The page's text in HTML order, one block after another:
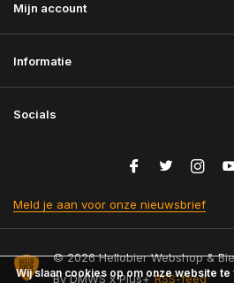
Mijn account
Informatie
Socials
Meld je aan voor onze nieuwsbrief
© 2026 Hellobier Webshop &
ByDMWSxPlus+ RSS-feed
Wij slaan cookies op om onze website